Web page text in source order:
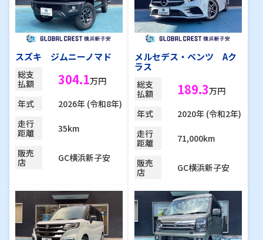
スズキ ジムニーノマド
総支
払額
304.1万円
年式
2026年 (令和8年)
走行
距離
35km
販売
店
GC横浜新子安
メルセデス・ベンツ Aク
ラス
総支
払額
189.3万円
年式
2020年 (令和2年)
走行
距離
71,000km
販売
店
GC横浜新子安